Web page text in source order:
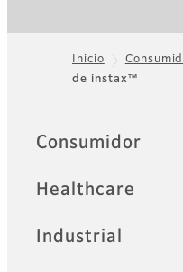
Footer
Inicio
de instax™
Sitemap
Consumidor
Healthcare
Industrial